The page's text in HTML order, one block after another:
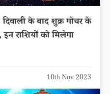
के बाद शुक्र गोचर के
राशियों को मिलेगा
10th Nov 2023